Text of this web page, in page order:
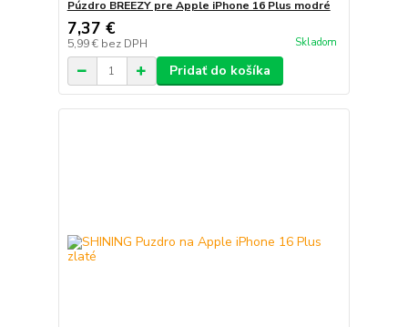
Púzdro BREEZY pre Apple iPhone 16 Plus modré
7,37 €
5,99 € bez DPH Skladom
Pridať do košíka